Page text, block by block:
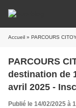
Accueil » PARCOURS CITOYEN
PARCOURS CITOYEN
destination de
avril 2025 -
Publié le 14/02/2025 à